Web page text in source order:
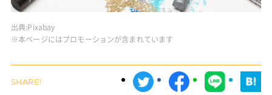
出典:Pixabay
※本ページにはプロモーションが含まれています